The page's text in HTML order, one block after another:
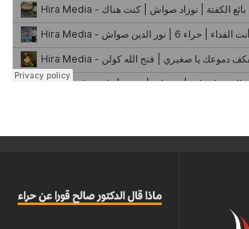
ماذا قال الدكتور صالح قورا عن حراء